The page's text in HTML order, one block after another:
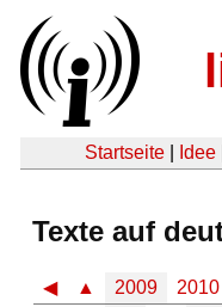
Startseite Idee
Texte auf
◀ ▲ 2009 2010